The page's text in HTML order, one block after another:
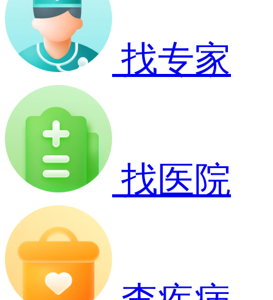
找专家
找医院